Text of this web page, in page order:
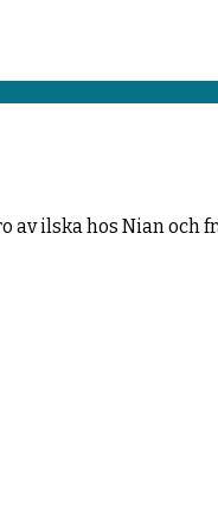
av ilska hos Nian och